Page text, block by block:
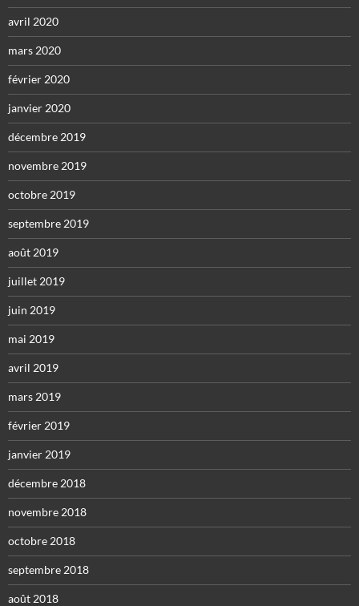
avril 2020
mars 2020
février 2020
janvier 2020
décembre 2019
novembre 2019
octobre 2019
septembre 2019
août 2019
juillet 2019
juin 2019
mai 2019
avril 2019
mars 2019
février 2019
janvier 2019
décembre 2018
novembre 2018
octobre 2018
septembre 2018
août 2018